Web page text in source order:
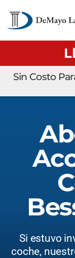
Sin Costo
Si estuvo
coche,